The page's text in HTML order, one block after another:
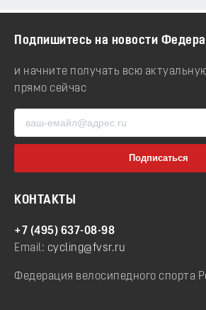
Подпишитесь на новости
и начните получать всю
прямо сейчас
КОНТАКТЫ
+7 (495) 637-08-98
Email: cycling@fvsr.ru
Федерация велосипедного спорта